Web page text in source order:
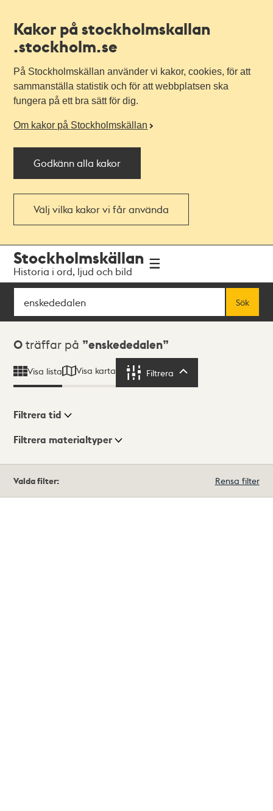
Kakor på stockholmskallan
.stockholm.se
På Stockholmskällan använder vi kakor, cookies, för att
sammanställa statistik och för att webbplatsen ska
fungera på ett bra sätt för dig.
Om kakor på Stockholmskällan
Godkänn alla kakor
Välj vilka kakor vi får använda
navigationen
huvudinnehållet
Stockholmskällan
Historia i ord, ljud och bild
Sök
Sök
Sökresultat
0 träffar på enskededalen
Visa lista Visa karta Filtrera
Visningsläge
Filtrera tid
Filtrera materialtyper
träffar
Valda filter: Rensa filter